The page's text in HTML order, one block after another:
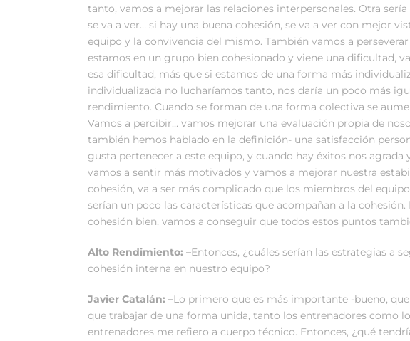
tanto, vamos a mejorar las relaciones interpersonales. Otra
se va a ver… si hay una buena cohesión, se va a ver con mejor
equipo y la convivencia del mismo. También vamos a
estamos en un grupo bien cohesionado y viene una dificultad,
esa dificultad, más que si estamos de una forma más
individualizada no lucharíamos tanto, nos daría un poco más
rendimiento. Cuando se forman de una forma colectiva se
Vamos a percibir… vamos mejorar una evaluación propia de
también hemos hablado en la definición- una satisfacción
gusta pertenecer a este equipo, y cuando hay éxitos nos
vamos a sentir más motivados y vamos a mejorar nuestra
cohesión, va a ser más complicado que los miembros del
serían un poco las características que acompañan a la
cohesión bien, vamos a conseguir que todos estos puntos
Alto Rendimiento: –Entonces, ¿cuáles serían las estrategias a
cohesión interna en nuestro equipo?
Javier Catalán: –Lo primero que es más importante -bueno,
que trabajar de una forma unida, tanto los entrenadores como
entrenadores me refiero a cuerpo técnico. Entonces, ¿qué